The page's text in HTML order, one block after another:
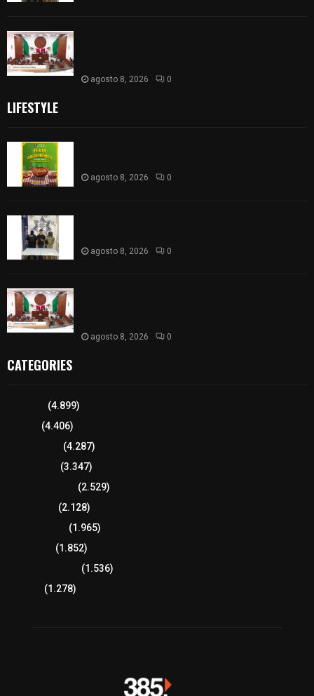
agosto 8, 2026 0
LIFESTYLE
agosto 8, 2026 0
agosto 8, 2026 0
agosto 8, 2026 0
CATEGORIES
(4.899)
(4.406)
(4.287)
(3.347)
(2.529)
(2.128)
(1.965)
(1.852)
(1.536)
(1.278)